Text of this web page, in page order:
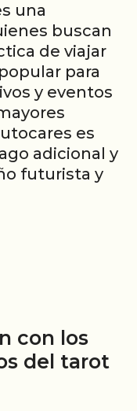
una
buscan
de viajar
para
y eventos
es
adicional y
futurista y
con los
del tarot